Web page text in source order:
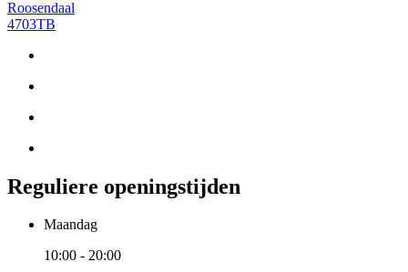
Roosendaal
4703TB
Reguliere openingstijden
Maandag
10:00 - 20:00